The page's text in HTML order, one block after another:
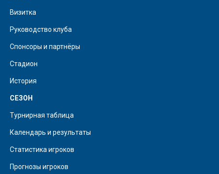
Визитка
Руководство клуба
Спонсоры и партнёры
Стадион
История
СЕЗОН
Турнирная таблица
Календарь и результаты
Статистика игроков
Прогнозы игроков